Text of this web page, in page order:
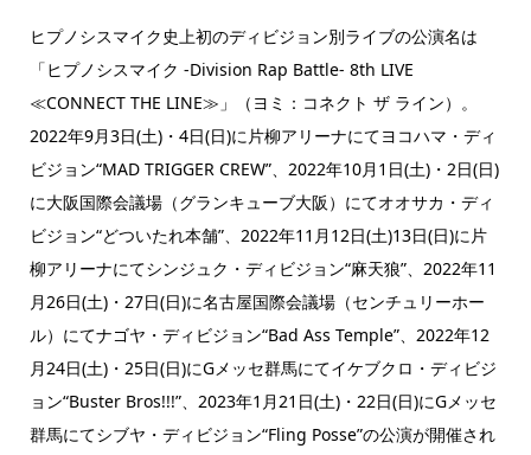
ヒプノシスマイク史上初のディビジョン別ライブの公演名は
「ヒプノシスマイク -Division Rap Battle- 8th LIVE
≪CONNECT THE LINE≫」（ヨミ：コネクト ザ ライン）。
2022年9月3日(土)・4日(日)に片柳アリーナにてヨコハマ・ディ
ビジョン“MAD TRIGGER CREW”、2022年10月1日(土)・2日(日)
に大阪国際会議場（グランキューブ大阪）にてオオサカ・ディ
ビジョン“どついたれ本舗”、2022年11月12日(土)13日(日)に片
柳アリーナにてシンジュク・ディビジョン“麻天狼”、2022年11
月26日(土)・27日(日)に名古屋国際会議場（センチュリーホー
ル）にてナゴヤ・ディビジョン“Bad Ass Temple”、2022年12
月24日(土)・25日(日)にGメッセ群馬にてイケブクロ・ディビジ
ョン“Buster Bros!!!”、2023年1月21日(土)・22日(日)にGメッセ
群馬にてシブヤ・ディビジョン“Fling Posse”の公演が開催され